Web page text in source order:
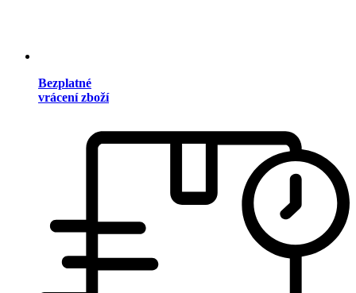
Bezplatné
vrácení zboží